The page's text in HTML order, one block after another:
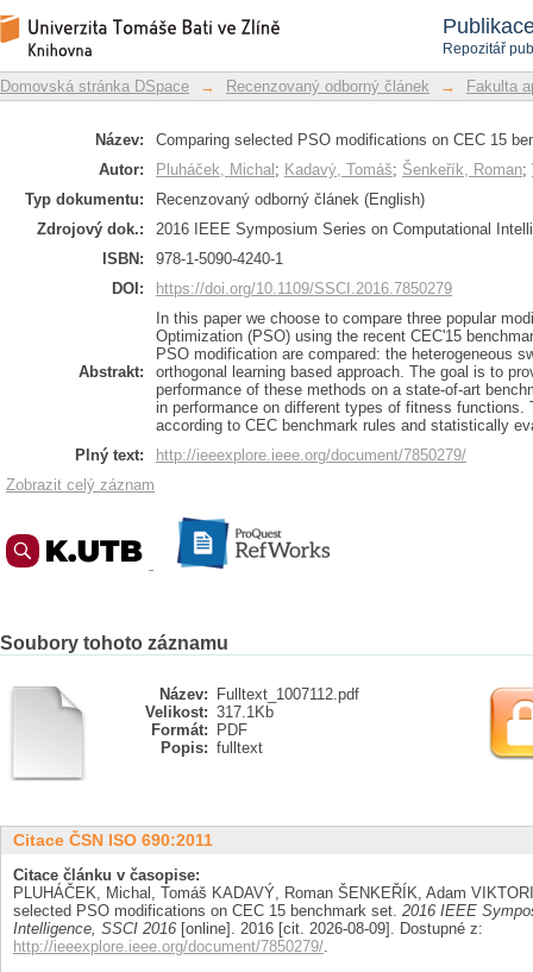
Repozitář
Comparing selected PSO
Repozitář DSpace/Manakin
Domovská stránka DSpace → Recenzovaný odborný článek → Fakulta
Název:
Comparing selected PSO modifications on CEC 15
Autor:
Pluháček, Michal ; Kadavý, Tomáš; Šenkeřík, Roman;
Typ dokumentu:
Recenzovaný odborný článek (English)
Zdrojový dok.:
2016 IEEE Symposium Series on Computational
ISBN:
978-1-5090-4240-1
DOI:
https://doi.org/10.1109/SSCI.2016.7850279
Abstrakt:
In this paper we choose to compare three popular
Optimization (PSO) using the recent CEC'15
PSO modification are compared: the heterogeneous
orthogonal learning based approach. The goal is to
performance of these methods on a state-of-art
in performance on different types of fitness functions.
according to CEC benchmark rules and statistically
Plný text:
http://ieeexplore.ieee.org/document/7850279/
Zobrazit celý záznam
Soubory tohoto záznamu
Název:
Fulltext_1007112.pdf
Velikost: 317.1Kb
Formát:
PDF
Popis: fulltext
Citace ČSN ISO 690:2011
Citace článku v časopise:
PLUHÁČEK, Michal, Tomáš KADAVÝ, Roman ŠENKEŘÍK, Adam
selected PSO modifications on CEC 15 benchmark set. 2016 IEEE
Intelligence, SSCI 2016 [online]. 2016 [cit. 2026-08-09]. Dostupné z:
http://ieeexplore.ieee.org/document/7850279/.